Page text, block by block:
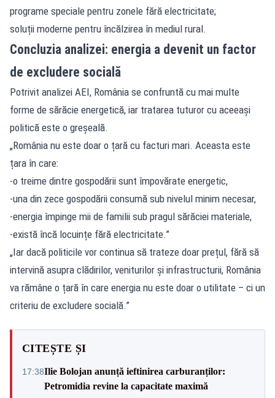
programe speciale pentru zonele fără electricitate;
soluții moderne pentru încălzirea în mediul rural.
Concluzia analizei: energia a devenit un factor
de excludere socială
Potrivit analizei AEI, România se confruntă cu mai multe
forme de sărăcie energetică, iar tratarea tuturor cu aceeași
politică este o greșeală.
„România nu este doar o țară cu facturi mari. Aceasta este
țara în care:
-o treime dintre gospodării sunt împovărate energetic,
-una din zece gospodării consumă sub nivelul minim necesar,
-energia împinge mii de familii sub pragul sărăciei materiale,
-există încă locuințe fără electricitate.”
„Iar dacă politicile vor continua să trateze doar prețul, fără să
intervină asupra clădirilor, veniturilor și infrastructurii, România
va rămâne o țară în care energia nu este doar o utilitate – ci un
criteriu de excludere socială.”
CITEȘTE ȘI
17:38Ilie Bolojan anunță ieftinirea carburanților:
Petromidia revine la capacitate maximă